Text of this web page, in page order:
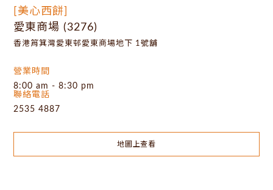
[美心西餅]
愛東商場 (3276)
香港筲箕灣愛東邨愛東商場地下 1號舖
營業時間
8:00 am - 8:30 pm
聯絡電話
2535 4887
地圖上查看